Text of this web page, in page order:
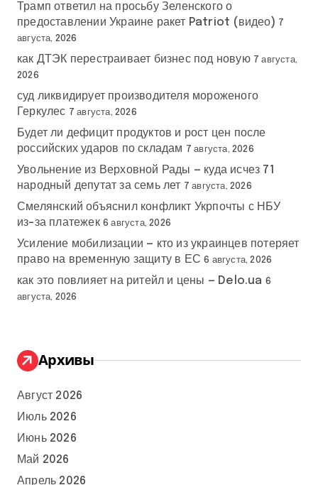
Трамп ответил на просьбу Зеленского о
предоставлении Украине ракет Patriot (видео) 7
августа, 2026
как ДТЭК перестраивает бизнес под новую 7 августа,
2026
суд ликвидирует производителя мороженого
Геркулес 7 августа, 2026
Будет ли дефицит продуктов и рост цен после
российских ударов по складам 7 августа, 2026
Увольнение из Верховной Рады — куда исчез 71
народный депутат за семь лет 7 августа, 2026
Смелянский объяснил конфликт Укрпочты с НБУ
из-за платежек 6 августа, 2026
Усиление мобилизации — кто из украинцев потеряет
право на временную защиту в ЕС 6 августа, 2026
как это повлияет на ритейл и цены — Delo.ua 6
августа, 2026
Архивы
Август 2026
Июль 2026
Июнь 2026
Май 2026
Апрель 2026